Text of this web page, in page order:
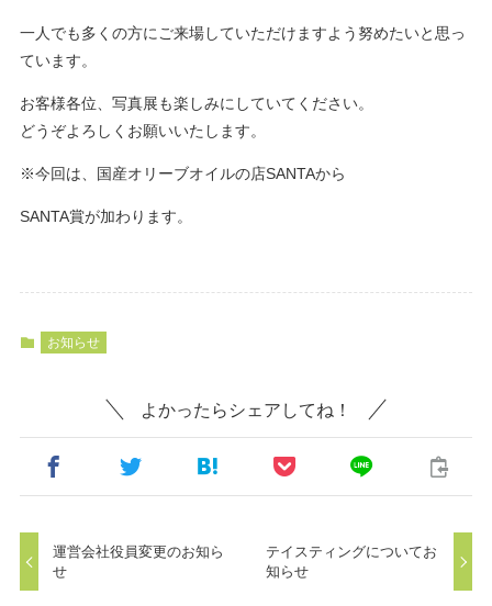
一人でも多くの方にご来場していただけますよう努めたいと思っ
ています。
お客様各位、写真展も楽しみにしていてください。
どうぞよろしくお願いいたします。
※今回は、国産オリーブオイルの店SANTAから
SANTA賞が加わります。
お知らせ
よかったらシェアしてね！
運営会社役員変更のお知ら
せ
テイスティングについてお
知らせ